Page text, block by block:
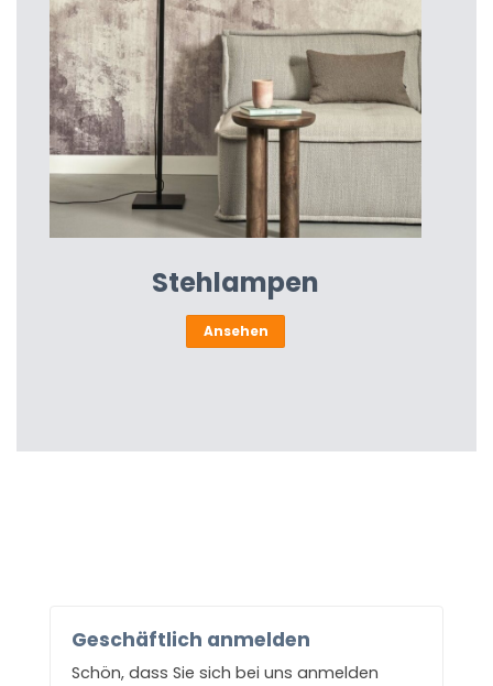
Stehlampen
Ansehen
Geschäftlich anmelden
Schön, dass Sie sich bei uns anmelden